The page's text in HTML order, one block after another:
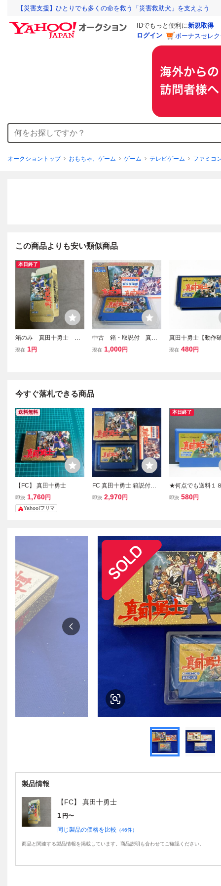
【災害支援】ひとりでも多くの命を救う「災害救助犬」を支えよう
IDでもっと便利に新規取得
ログイン
ボーナスセレ
オークショントップ おもちゃ、ゲーム ゲーム テレビゲーム ファミコ
この商品よりも安い類似商品
本日終了
箱のみ 真田十勇士 フ
ァミコン
現在 1円
中古 箱・取説付 真田
十勇士 ファミコン FC フ
現在 1,000円
真田十勇士【動作
済】８本まで同
現在 480円
今すぐ落札できる商品
送料無料
【FC】 真田十勇士
即決 1,760円
Yahoo!フリマ
FC 真田十勇士 箱説付
動作確認済み ファミコン
即決 2,970円
本日終了
★何点でも送料１
★ 真田十勇士 ファ
即決 580円
製品情報
【FC】 真田十勇士
1 円〜
同じ製品の価格を比較 （46件）
商品と関連する製品情報を掲載しています。商品説明も合わせてご確認ください。